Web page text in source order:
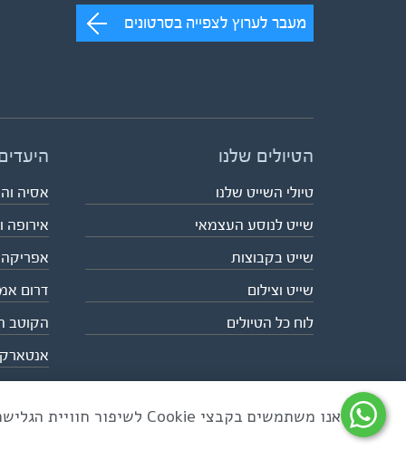
מעבר לערוץ לצפייה בסרטונים
הטיולים שלנו
טיולי השייט שלנו
שייט לנוסע העצמאי
שייט בקבוצות
שייט וצילום
לוח כל הטיולים
אסיה
אירופה
אפריקה
דרום
הקוטב
כל הזכויות שמורות לאקו טיולי שטח | טלפון 03-6879090 | פקס 03-6879099 |
אנו משתמשים בקבצי Cookie לשיפור חוויית הגלישה ולניתוח שימוש באתר